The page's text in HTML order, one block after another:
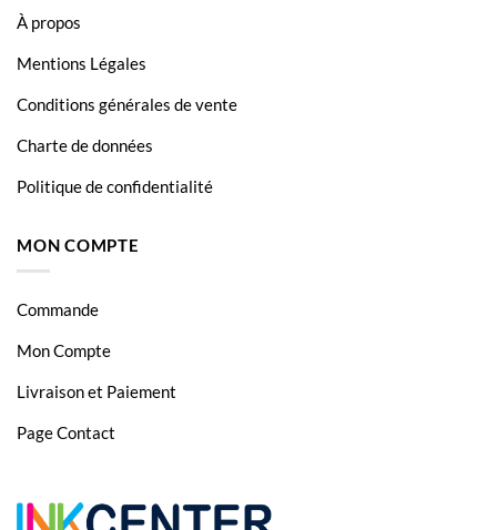
À propos
Mentions Légales
Conditions générales de vente
Charte de données
Politique de confidentialité
MON COMPTE
Commande
Mon Compte
Livraison et Paiement
Page Contact